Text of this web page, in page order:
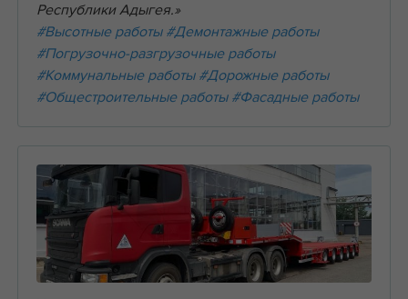
Республики Адыгея.»
#Высотные работы #Демонтажные работы
#Погрузочно-разгрузочные работы
#Коммунальные работы #Дорожные работы
#Общестроительные работы #Фасадные работы